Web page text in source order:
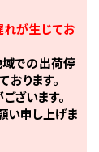
れが生じてお
での出荷停
ります。
ざいます。
い申し上げま